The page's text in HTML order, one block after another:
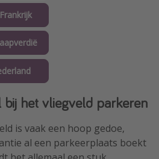
bij het vliegveld parkeren
is vaak een hoop gedoe,
al een parkeerplaats boekt